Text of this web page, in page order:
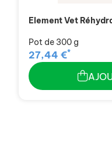
Element Vet
Pot de 300 g
27,44 €*